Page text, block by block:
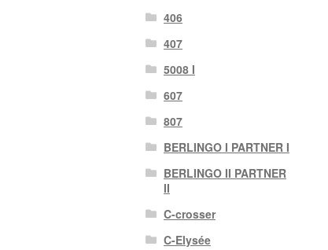
406
407
5008 I
607
807
BERLINGO I PARTNER I
BERLINGO II PARTNER
II
C-crosser
C-Elysée